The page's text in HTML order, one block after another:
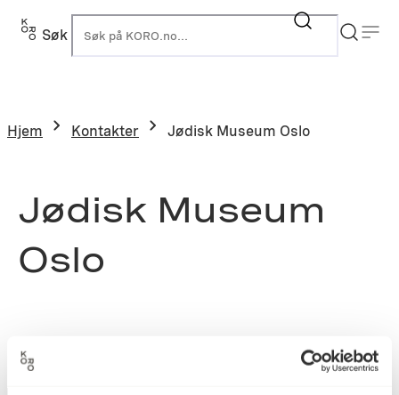
Søk
Hjem Kontakter Jødisk Museum Oslo
Jødisk Museum
Oslo